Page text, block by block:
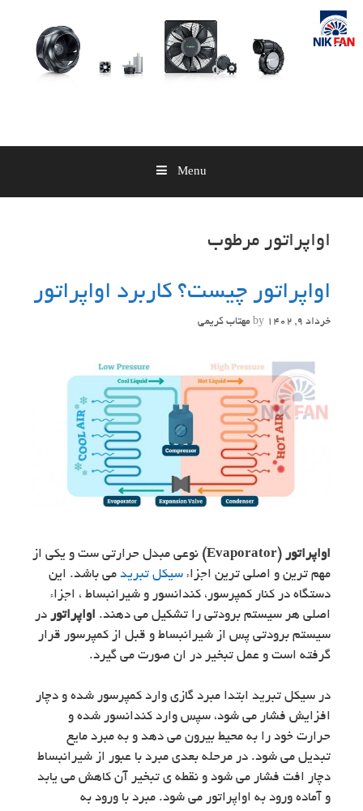
Skip
content
Menu
اواپراتور مرطوب
اواپراتور چیست؟ کاربرد اواپراتور
خرداد 9, 1402 by مهتاب کریمی
اواپراتور (Evaporator)
نوعی مبدل حرارتی ست و یکی از
مهم ترین و اصلی ترین اجزاء سیکل تبرید می باشد. این
دستگاه در کنار کمپرسور، کندانسور و شیرانبساط ، اجزاء
اصلی هر سیستم برودتی را تشکیل می دهند. اواپراتور در
سیستم برودتی پس از شیرانبساط و قبل از کمپرسور قرار
گرفته است و عمل تبخیر در ان صورت می گیرد.
در سیکل تبرید ابتدا مبرد گازی وارد کمپرسور شده و دچار
افزایش فشار می شود، سپس وارد کندانسور شده و
حرارت خود را به محیط بیرون می دهد و به مبرد مایع
تبدیل می شود. در مرحله بعدی مبرد با عبور از شیرانبساط
دچار افت فشار می شود و نقطه ی تبخیر آن کاهش می یابد
و آماده ورود به اواپراتور می شود. مبرد با ورود به